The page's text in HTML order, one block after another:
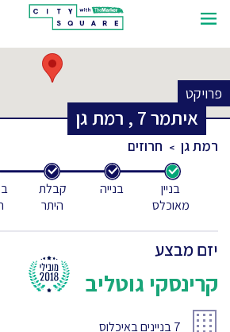
פרויקט
איתמר7
, רמת גן
רמת גן חרוזים
בניין
מאוכלס
בנייה
קבלת
היתר
יזם מבצע
קרינסקי גוטליב
7בניינים באיכלוס